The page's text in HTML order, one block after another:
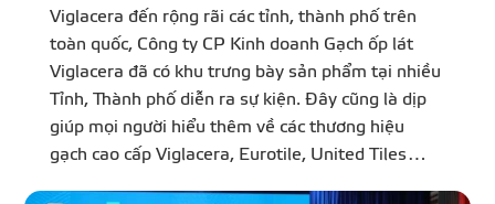
Viglacera đến rộng rãi các tỉnh, thành phố trên
toàn quốc, Công ty CP Kinh doanh Gạch ốp lát
Viglacera đã có khu trưng bày sản phẩm tại nhiều
Tỉnh, Thành phố diễn ra sự kiện. Đây cũng là dịp
giúp mọi người hiểu thêm về các thương hiệu
gạch cao cấp Viglacera, Eurotile, United Tiles…